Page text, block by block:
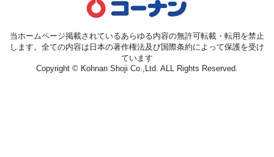
当ホームページ掲載されているあらゆる内容の無許可転載・転用を禁止
します。全ての内容は日本の著作権法及び国際条約によって保護を受け
ています
Copyright © Kohnan Shoji Co.,Ltd. ALL Rights Reserved.